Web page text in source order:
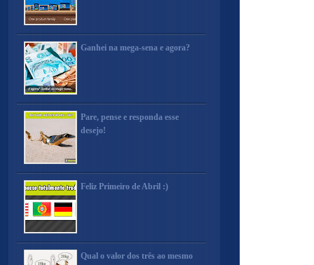
Ganhei na mega-sena e agora?
Pare, pense e responda esse
desejo!
Feliz Primeiro de Abril :)
Qual o valor dos três ao mesmo